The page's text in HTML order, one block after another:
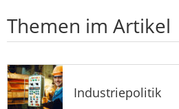
Themen im Artikel
Industriepolitik